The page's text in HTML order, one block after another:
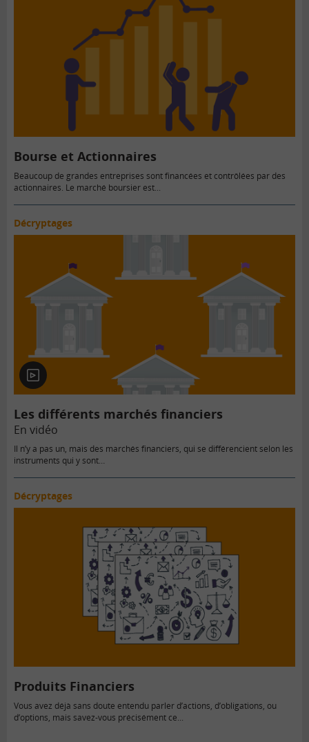
Bourse et Actionnaires
Beaucoup de grandes entreprises sont financées et contrôlées par des
actionnaires. Le marché boursier est...
Décryptages
En
vidéo
Les différents marchés financiers
En vidéo
Il n’y a pas un, mais des marchés financiers, qui se différencient selon les
instruments qui y sont…
Décryptages
Produits Financiers
Vous avez déjà sans doute entendu parler d’actions, d’obligations, ou
d’options, mais savez-vous précisément ce...